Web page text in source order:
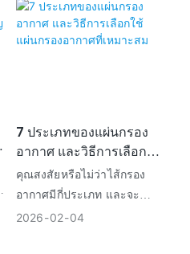
แนะนำ ปัจจัยที่ควรพิจารณา
และเคล็ดลับที่เป็นประโยชน์
7 ประเภทของแผ่นกรอง
อากาศ และวิธีการเลือก
ใช้แผ่นกรองอากาศที่
เหมาะสม
คุณสงสัยหรือไม่ว่าไส้กรอง
อากาศมีกี่ประเภท และจะ
เลือกไส้กรองที่เหมาะสมกับ
2026 02 04